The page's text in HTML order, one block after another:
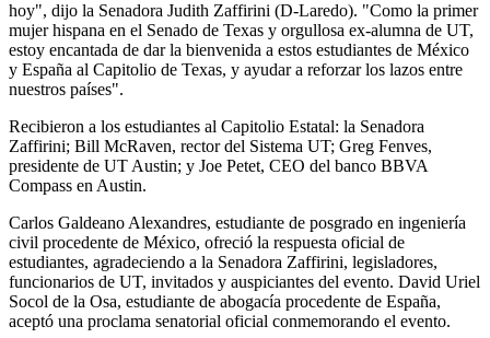
hoy", dijo la Senadora Judith Zaffirini (D-Laredo). "Como la primer
mujer hispana en el Senado de Texas y orgullosa ex-alumna de UT,
estoy encantada de dar la bienvenida a estos estudiantes de México
y España al Capitolio de Texas, y ayudar a reforzar los lazos entre
nuestros países".
Recibieron a los estudiantes al Capitolio Estatal: la Senadora
Zaffirini; Bill McRaven, rector del Sistema UT; Greg Fenves,
presidente de UT Austin; y Joe Petet, CEO del banco BBVA
Compass en Austin.
Carlos Galdeano Alexandres, estudiante de posgrado en ingeniería
civil procedente de México, ofreció la respuesta oficial de
estudiantes, agradeciendo a la Senadora Zaffirini, legisladores,
funcionarios de UT, invitados y auspiciantes del evento. David Uriel
Socol de la Osa, estudiante de abogacía procedente de España,
aceptó una proclama senatorial oficial conmemorando el evento.